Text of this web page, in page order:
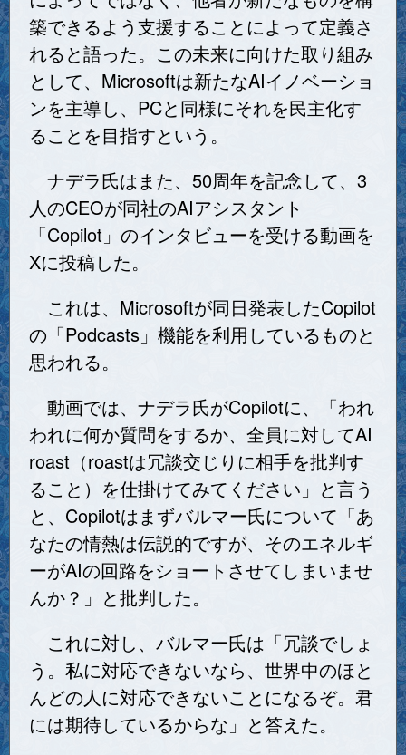
築できるよう支援することによって定義さ
れると語った。この未来に向けた取り組み
として、Microsoftは新たなAIイノベーショ
ンを主導し、PCと同様にそれを民主化す
ることを目指すという。
ナデラ氏はまた、50周年を記念して、3
人のCEOが同社のAIアシスタント
「Copilot」のインタビューを受ける動画を
Xに投稿した。
これは、Microsoftが同日発表したCopilot
の「Podcasts」機能を利用しているものと
思われる。
動画では、ナデラ氏がCopilotに、「われ
われに何か質問をするか、全員に対してAI
roast（roastは冗談交じりに相手を批判す
ること）を仕掛けてみてください」と言う
と、Copilotはまずバルマー氏について「あ
なたの情熱は伝説的ですが、そのエネルギ
ーがAIの回路をショートさせてしまいませ
んか？」と批判した。
これに対し、バルマー氏は「冗談でしょ
う。私に対応できないなら、世界中のほと
んどの人に対応できないことになるぞ。君
には期待しているからな」と答えた。